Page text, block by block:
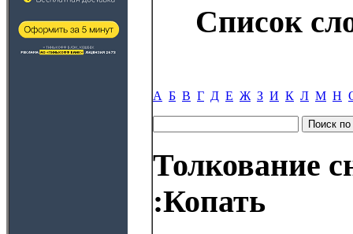
Список
А Б В Г Д Е Ж З И К Л М Н
Толкование
:Копать